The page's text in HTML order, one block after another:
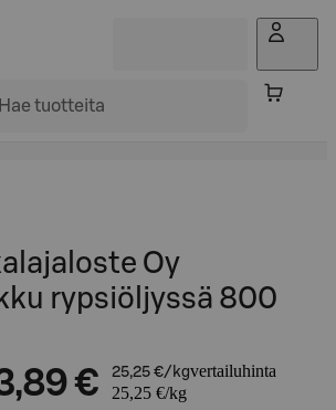
Oy
rypsiöljyssä 800
€ 25,25 €/kgvertailuhinta
25,25 €/kg